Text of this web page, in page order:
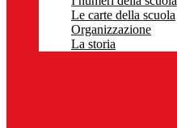
Le carte della scuola
Organizzazione
La storia